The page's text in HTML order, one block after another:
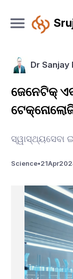
Dr Sanjay
ଜେନେଟିକ୍
Science•21Apr